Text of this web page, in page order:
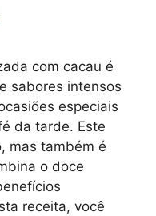
com cacau é
sabores intensos
especiais
da tarde. Este
mas também é
o doce
receita, você